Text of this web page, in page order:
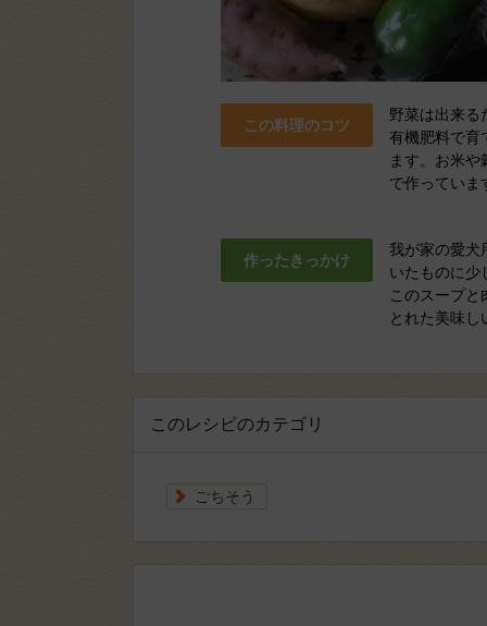
この料理のコツ
野菜は出来る
有機肥料で育
ます。お米
で作っていま
作ったきっかけ
我が家の愛犬
いたものに少
このスープ
とれた美味し
このレシピのカテゴリ
ごちそう